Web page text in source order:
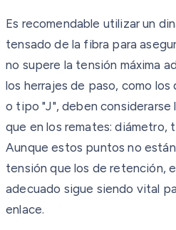
Es recomendable utilizar un
tensado de la fibra para
no supere la tensión máxima
los herrajes de paso, como
o tipo "J", deben considerarse
que en los remates: diámetro,
Aunque estos puntos no
tensión que los de retención,
adecuado sigue siendo vital
enlace.